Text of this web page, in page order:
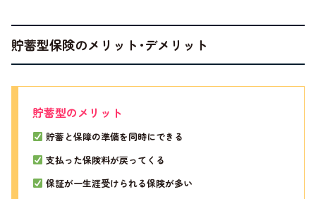
貯蓄型保険のメリット･デメリット
貯蓄型のメリット
貯蓄と保障の準備を同時にできる
支払った保険料が戻ってくる
保証が一生涯受けられる保険が多い